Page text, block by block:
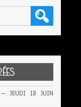
– JEUDI 18 JUIN